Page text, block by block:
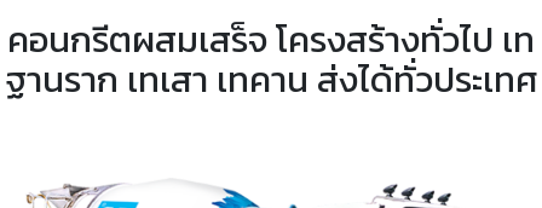
คอนกรีตผสมเสร็จ โครงสร้างทั่วไป เท
ฐานราก เทเสา เทคาน ส่งได้ทั่วประเทศ